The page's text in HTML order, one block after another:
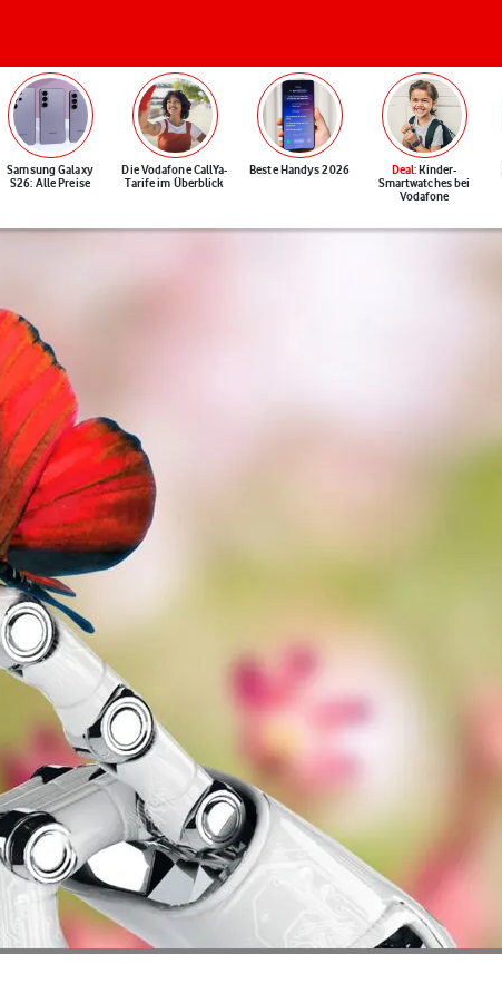
Samsung Galaxy
S26: Alle Preise
Die Vodafone CallYa-
Tarife im Überblick
Beste Handys 2026 Deal: Kinder-
Smartwatches bei
Vodafone